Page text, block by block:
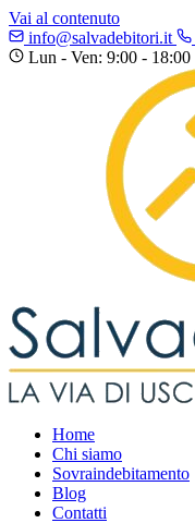
Vai al contenuto
info@salvadebitori.it
Lun - Ven: 9:00 - 18:00
Home
Chi siamo
Sovraindebitamento
Blog
Contatti